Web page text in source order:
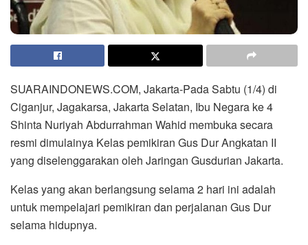
SUARAINDONEWS.COM, Jakarta-Pada Sabtu (1/4) di
Ciganjur, Jagakarsa, Jakarta Selatan, Ibu Negara ke 4
Shinta Nuriyah Abdurrahman Wahid membuka secara
resmi dimulainya Kelas pemikiran Gus Dur Angkatan II
yang diselenggarakan oleh Jaringan Gusdurian Jakarta.
Kelas yang akan berlangsung selama 2 hari ini adalah
untuk mempelajari pemikiran dan perjalanan Gus Dur
selama hidupnya.